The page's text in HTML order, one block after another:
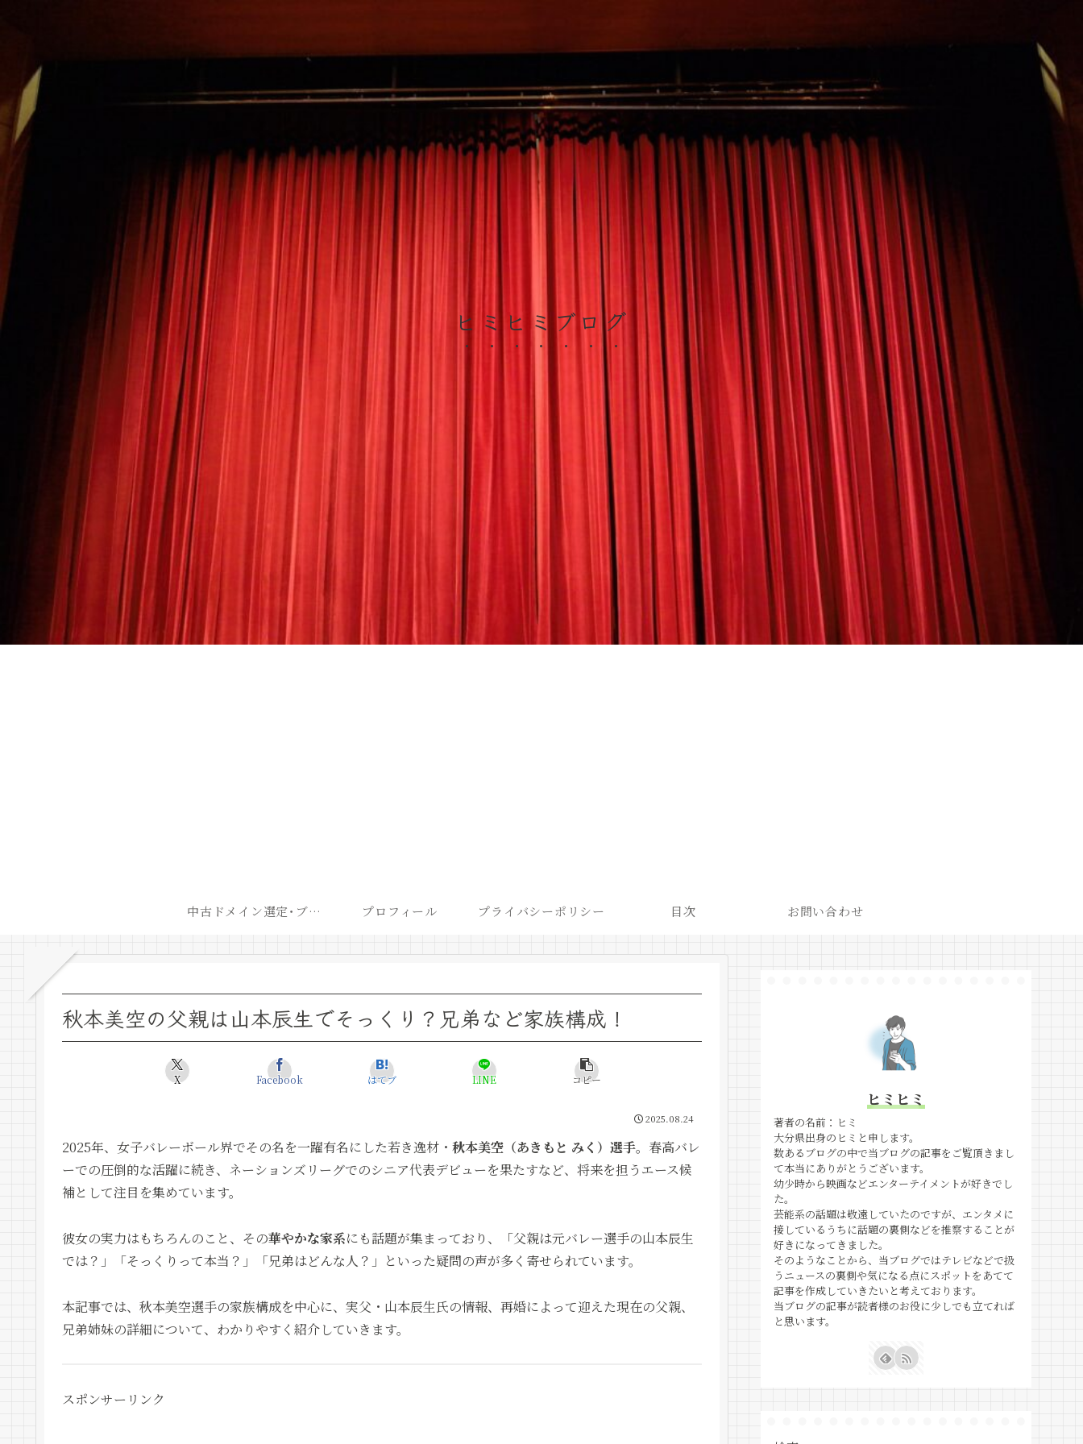
ヒミヒミブログ
中古ドメイン選定･ブログ開設後最短での収益化戦略 プロフィール プライバシーポリシー 目次 お問い合わせ
秋本美空の父親は山本辰生でそっくり？兄弟など家族構成！
X Facebook はてブ LINE コピー
2025.08.24
2025年、女子バレーボール界でその名を一躍有名にした若き逸材・ 秋本美空（あきもと みく）選手。春高バレ
ーでの圧倒的な活躍に続き、ネーションズリーグでのシニア代表デビューを果たすなど、将来を担うエース候
補として注目を集めています。
彼女の実力はもちろんのこと、その華やかな家系にも話題が集まっており、「父親は元バレー選手の山本辰生
では？」「そっくりって本当？」「兄弟はどんな人？」といった疑問の声が多く寄せられています。
本記事では、秋本美空選手の家族構成を中心に、実父・山本辰生氏の情報、再婚によって迎えた現在の父親、
兄弟姉妹の詳細について、わかりやすく紹介していきます。
スポンサーリンク
ヒミヒミ
著者の名前：ヒミ
大分県出身のヒミと申します。
数あるブログの中で当ブログの記事をご覧頂きまし
て本当にありがとうございます。
幼少時から映画などエンターテイメントが好きでし
た。
芸能系の話題は敬遠していたのですが、エンタメに
接しているうちに話題の裏側などを推察することが
好きになってきました。
そのようなことから、当ブログではテレビなどで扱
うニュースの裏側や気になる点にスポットをあてて
記事を作成していきたいと考えております。
当ブログの記事が読者様のお役に少しでも立てれば
と思います。